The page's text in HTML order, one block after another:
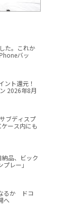
た。これか
バッ
ント還元！
2026年8月
ブディスプ
ース内にも
品、ビック
レー」
るか ドコ
へ